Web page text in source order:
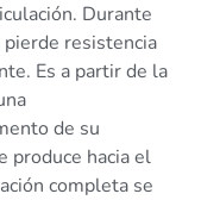
Durante
resistencia
Es a partir de la
de su
produce hacia el
completa se